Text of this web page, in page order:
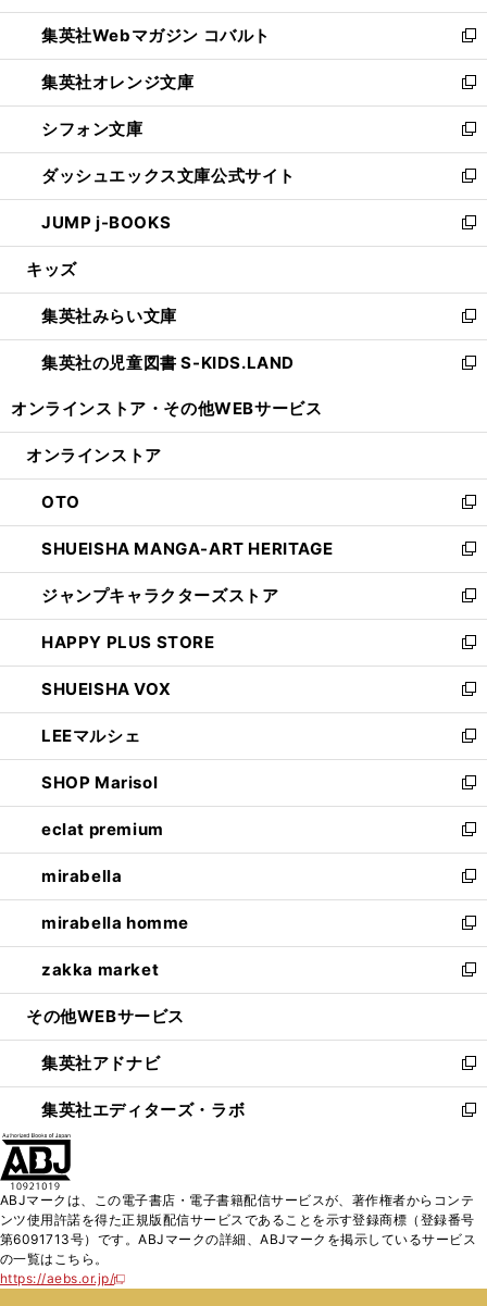
開
く
ウ
で
開
く
ン
ド
ウ
で
開
く
ウ
ィ
ン
ド
ウ
で
開
く
集英社Webマガジン コバルト
新
し
い
ウ
ィ
ン
ド
ウ
で
開
集英社オレンジ文庫
新
し
い
ウ
ィ
ン
ド
ウ
開
く
シフォン文庫
新
し
い
ウ
ィ
ン
ウ
で
開
く
ダッシュエックス文庫公式サイト
新
し
い
ウ
ン
ド
ウ
で
JUMP j-BOOKS
新
し
ウ
ィ
ン
ド
開
キッズ
集英社みらい文庫
新
し
い
ン
ウ
で
開
く
集英社の児童図書 S-KIDS.LAND
新
ウ
ン
ド
ウ
で
開
く
オンラインストア・ その他WEBサービス
オンラインストア
OTO
新
し
い
ウ
ィ
ン
ド
ウ
で
開
く
SHUEISHA MANGA-ART HERITAGE
新
し
い
ウ
ィ
ン
ド
ウ
で
開
く
ジャンプキャラクターズストア
新
し
い
ウ
ィ
ン
ド
ウ
で
開
く
HAPPY PLUS STORE
新
し
い
ウ
ィ
ン
ド
ウ
で
開
く
SHUEISHA VOX
新
し
い
ウ
ィ
ン
ド
ウ
で
開
く
LEEマルシェ
新
し
い
ウ
ィ
ン
ド
ウ
で
開
く
SHOP Marisol
新
し
い
ウ
ィ
ン
ド
ウ
で
開
eclat premium
新
し
い
ウ
ィ
ン
ド
ウ
開
く
mirabella
新
し
い
ウ
ィ
ン
ウ
で
開
く
mirabella homme
新
し
い
ウ
ン
ド
ウ
で
zakka market
新
し
ウ
ィ
ン
ド
く
その他WEBサービス
集英社アドナビ
新
し
い
ド
ウ
で
集英社エディターズ・ラボ
新
ィ
ン
ド
ABJマークは、この電子書店・電子書籍配信サービスが、著作権者からコンテ
ンツ使用許諾を得た正規版配信サービスであることを示す登録商標（登録番号
第6091713号）です。ABJマークの詳細、ABJマークを掲示しているサービス
の一覧はこちら。
https://aebs.or.jp/
新